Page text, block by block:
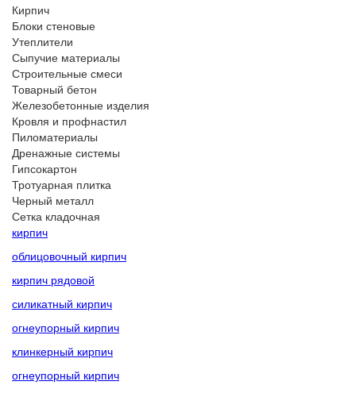
Кирпич
Блоки стеновые
Утеплители
Сыпучие материалы
Строительные смеси
Товарный бетон
Железобетонные изделия
Кровля и профнастил
Пиломатериалы
Дренажные системы
Гипсокартон
Тротуарная плитка
Черный металл
Сетка кладочная
кирпич
облицовочный кирпич
кирпич рядовой
силикатный кирпич
огнеупорный кирпич
клинкерный кирпич
огнеупорный кирпич